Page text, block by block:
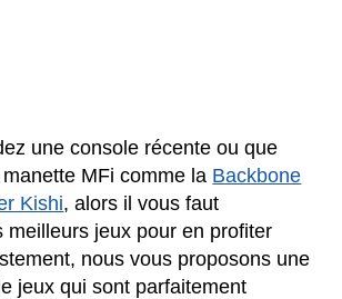
une console récente ou que
MFi comme la Backbone
Kishi, alors il vous faut
meilleurs jeux pour en profiter
nous vous proposons une
jeux qui sont parfaitement